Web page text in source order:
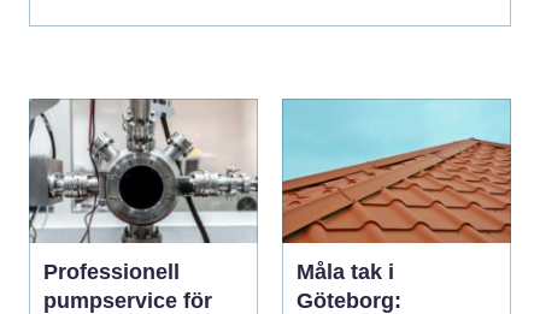
Professionell
pumpservice för
Måla tak i
Göteborg: